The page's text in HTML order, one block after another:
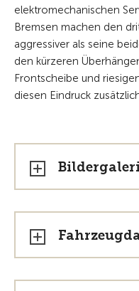
elektromechanischen
Bremsen machen den
aggressiver als seine
den kürzeren
Frontscheibe und
diesen Eindruck